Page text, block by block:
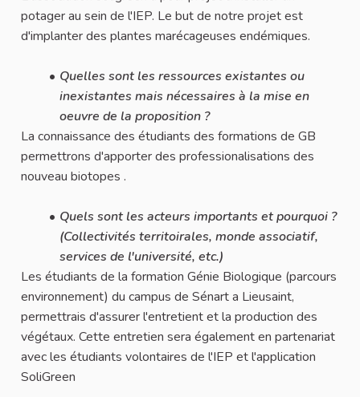
potager au sein de l'IEP. Le but de notre projet est
d'implanter des plantes marécageuses endémiques.
Quelles sont les ressources existantes ou
inexistantes mais nécessaires à la mise en
oeuvre de la proposition ?
La connaissance des étudiants des formations de GB
permettrons d'apporter des professionalisations des
nouveau biotopes .
Quels sont les acteurs importants et pourquoi ?
(Collectivités territoirales, monde associatif,
services de l'université, etc.)
Les étudiants de la formation Génie Biologique (parcours
environnement) du campus de Sénart a Lieusaint,
permettrais d'assurer l'entretient et la production des
végétaux. Cette entretien sera également en partenariat
avec les étudiants volontaires de l'IEP et l'application
SoliGreen